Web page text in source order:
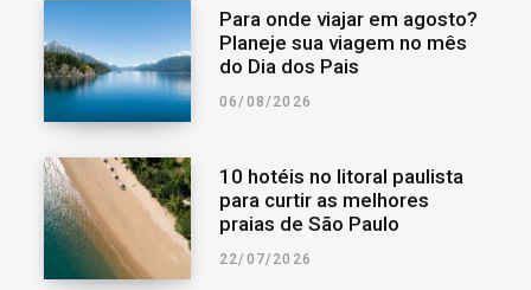
Para onde viajar em agosto?
Planeje sua viagem no mês
do Dia dos Pais
06/08/2026
10 hotéis no litoral paulista
para curtir as melhores
praias de São Paulo
22/07/2026